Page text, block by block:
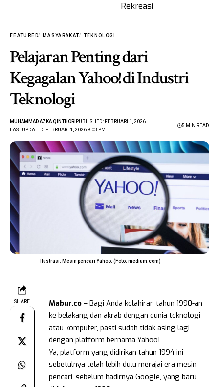
Rekreasi
FEATURED MASYARAKAT TEKNOLOGI
Pelajaran Penting dari
Kegagalan Yahoo! di Industri
Teknologi
LAST UPDATED: FEBRUARI 1, 2026 9:03 PM
MUHAMMAD AZKA QINTHORI PUBLISHED: FEBRUARI 1, 2026
5 MIN READ
Ilustrasi. Mesin pencari Yahoo. (Foto: medium.com)
SHARE Mabur.co – Bagi Anda kelahiran tahun 1990-an
ke belakang dan akrab dengan dunia teknologi
atau komputer, pasti sudah tidak asing lagi
dengan platform bernama Yahoo!
Ya, platform yang didirikan tahun 1994 ini
sebetulnya telah lebih dulu merajai era mesin
pencari, sebelum hadirnya Google, yang baru